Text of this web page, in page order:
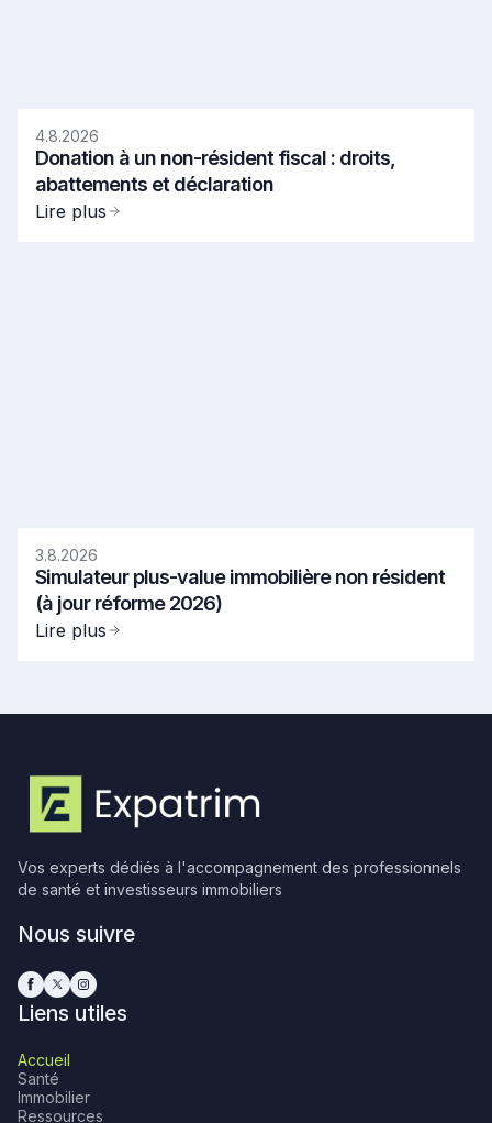
4.8.2026
Donation à un non-résident fiscal : droits,
abattements et déclaration
Lire plus
3.8.2026
Simulateur plus-value immobilière non résident
(à jour réforme 2026)
Lire plus
Vos experts dédiés à l'accompagnement des professionnels
de santé et investisseurs immobiliers
Nous suivre
Liens utiles
Accueil
Santé
Immobilier
Ressources